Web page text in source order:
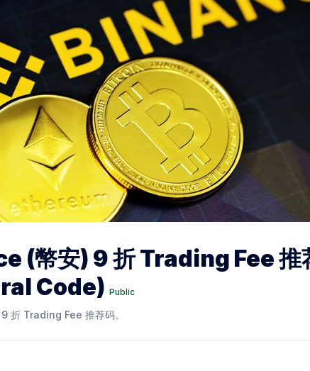
(幣安) 9 折 Trading Fee 推
Code) Public
折 Trading Fee 推荐码。